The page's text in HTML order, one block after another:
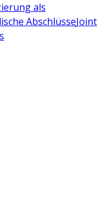
als
AbschlüsseJoint